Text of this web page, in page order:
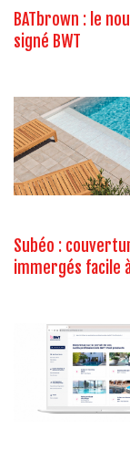
BATbrown : le
signé BWT
Subéo :
immergés facile